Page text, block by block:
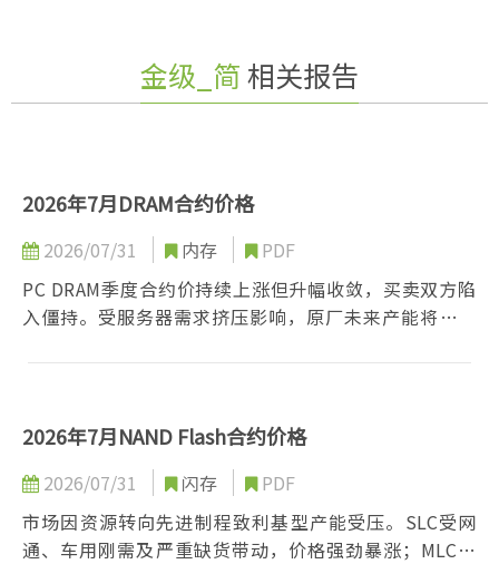
金级_简相关报告
2026年7月DRAM合约价格
2026/07/31 内存
PDF
PC DRAM季度合约价持续上涨但升幅收敛，买卖双方陷
入僵持。受服务器需求挤压影响，原厂未来产能将显著
幅下滑。买方对价格高度敏感且积极抵制大幅调涨，惟
2026年7月NAND Flash合约价格
2026/07/31 闪存
PDF
市场因资源转向先进制程致利基型产能受压。SLC受网
通、车用刚需及严重缺货带动，价格强劲暴涨；MLC虽